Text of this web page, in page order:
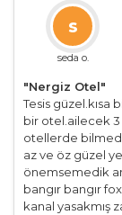
s
seda o.
"Nergiz Otel"
Tesis
bir otel.ailecek 3
otellerde
az ve öz güzel
önemsemedik
bangır bangır
kanal yasakmış